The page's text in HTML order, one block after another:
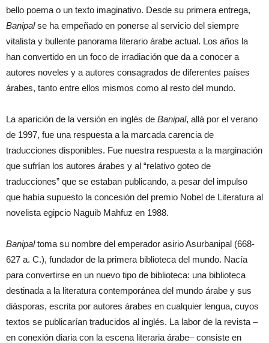
bello poema o un texto imaginativo. Desde su primera entrega,
Banipalse ha empeñado en ponerse al servicio del siempre
vitalista y bullente panorama literario árabe actual. Los años la
han convertido en un foco de irradiación que da a conocer a
autores noveles y a autores consagrados de diferentes países
árabes, tanto entre ellos mismos como al resto del mundo.
La aparición de la versión en inglés de Banipal, allá por el verano
de 1997, fue una respuesta a la marcada carencia de
traducciones disponibles. Fue nuestra respuesta a la marginación
que sufrían los autores árabes y al “relativo goteo de
traducciones” que se estaban publicando, a pesar del impulso
que había supuesto la concesión del premio Nobel de Literatura al
novelista egipcio Naguib Mahfuz en 1988.
Banipaltoma su nombre del emperador asirio Asurbanipal (668-
627 a. C.), fundador de la primera biblioteca del mundo. Nacía
para convertirse en un nuevo tipo de biblioteca: una biblioteca
destinada a la literatura contemporánea del mundo árabe y sus
diásporas, escrita por autores árabes en cualquier lengua, cuyos
textos se publicarían traducidos al inglés. La labor de la revista –
en conexión diaria con la escena literaria árabe– consiste en